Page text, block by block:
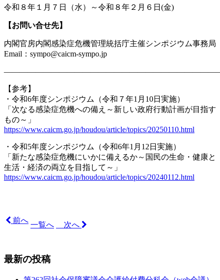
令和８年１月７日（水）～令和８年２月６日(金)
【お問い合せ先】
内閣官房内閣感染症危機管理統括庁主催シンポジウム事務局
Email：sympo@caicm-sympo.jp
【参考】
・令和6年度シンポジウム（令和７年1月10日実施）
「次なる感染症危機への備え～新しい政府行動計画が目指す
もの～」
https://www.caicm.go.jp/houdou/article/topics/20250110.html
・令和5年度シンポジウム（令和6年1月12日実施）
「新たな感染症危機にいかに備えるか～国民の生命・健康と
生活・経済の両立を目指して～」
https://www.caicm.go.jp/houdou/article/topics/20240112.html
前へ
一覧へ 次へ
最新の投稿